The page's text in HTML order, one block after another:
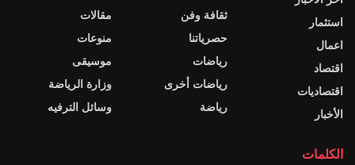
استثمار
اعمال
اقتصاد
اقتصاديات
الأخبار
ثقافة وفن
حصرياتنا
رياضات
رياضات أخرى
رياضة
مقالات
منوعات
موسيقى
وزارة الرياضة
وسائل الترفيه
الكلمات